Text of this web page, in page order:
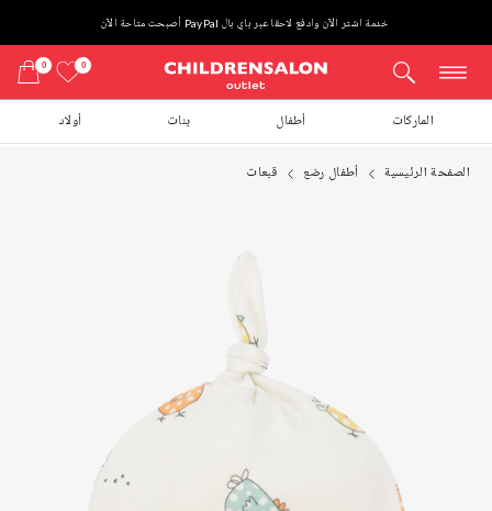
خدمة اشتر الآن وادفع لاحقا عبر باي بال PayPal أصبحت متاحة الآن
0
0
الماركات أطفال بنات أولاد
الصفحة الرئيسية أطفال رضع قبعات